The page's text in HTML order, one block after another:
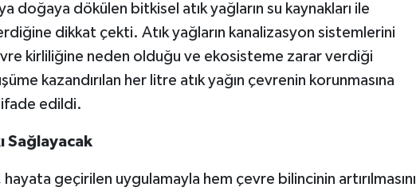
doğaya dökülen bitkisel atık yağların su kaynakları ile
dikkat çekti. Atık yağların kanalizasyon sistemlerini
kirliliğine neden olduğu ve ekosisteme zarar verdiği
kazandırılan her litre atık yağın çevrenin korunmasına
ifade edildi.
Sağlayacak
geçirilen uygulamayla hem çevre bilincinin artırılmasını